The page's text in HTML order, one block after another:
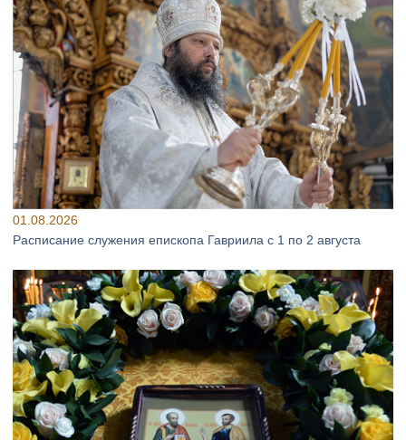
01.08.2026
Расписание служения епископа Гавриила с 1 по 2 августа